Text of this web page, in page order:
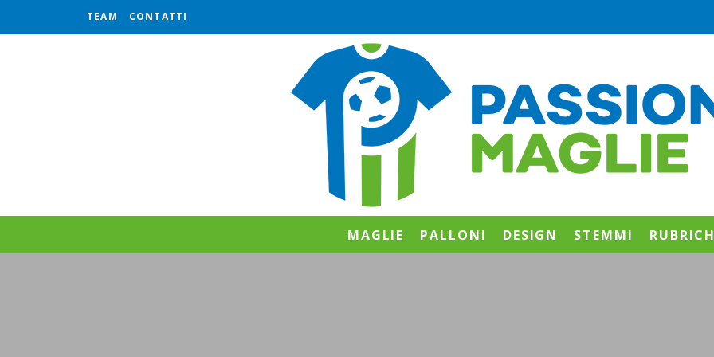
TEAM CONTATTI
MAGLIE PALLONI DESIGN STEMMI